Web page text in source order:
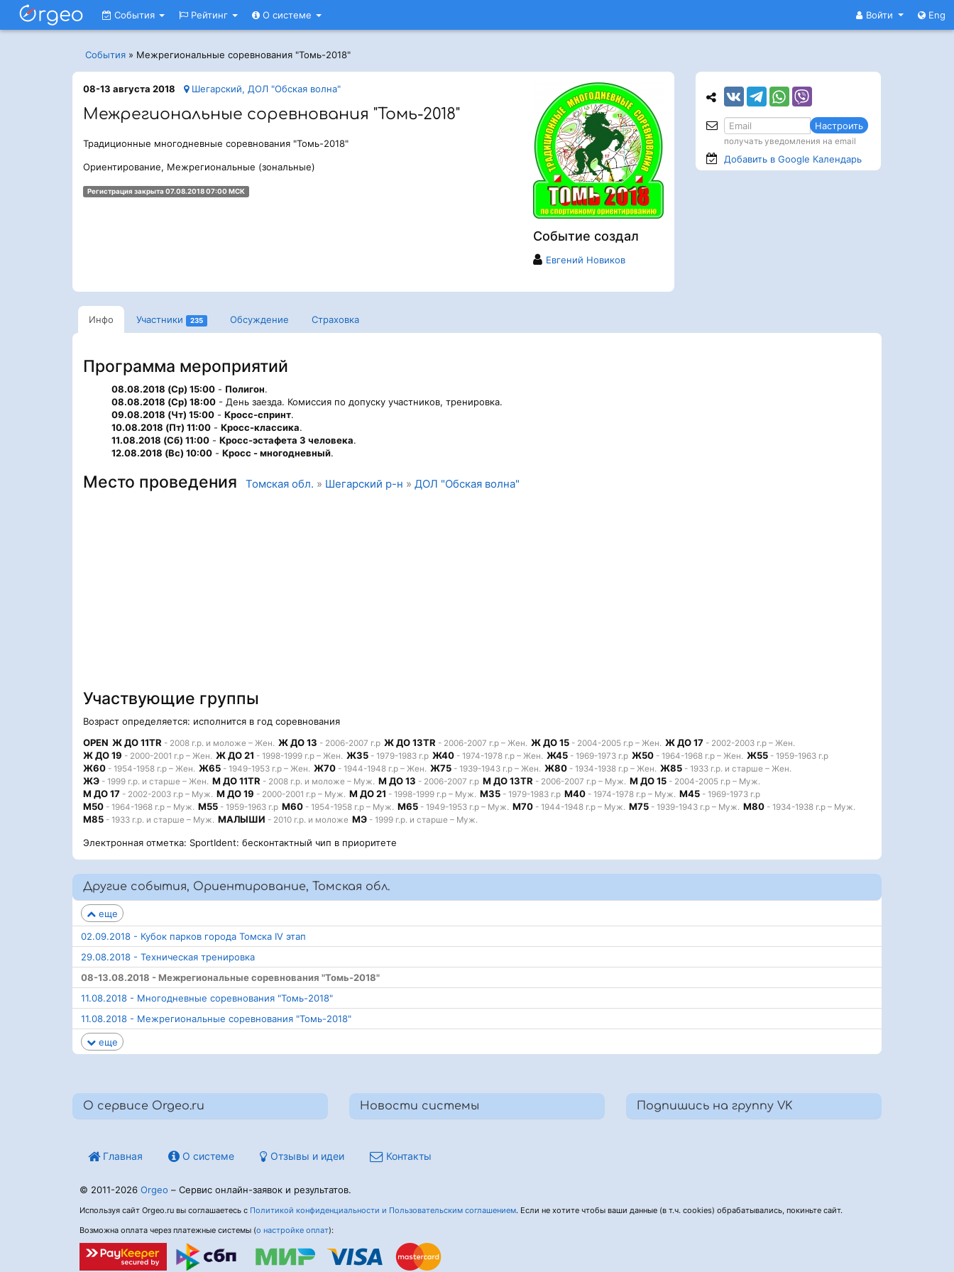
Войти Eng
События Рейтинг О системе
События » Межрегиональные соревнования "Томь-2018"
Событие создал
Евгений Новиков
08-13 августа 2018 Шегарский, ДОЛ "Обская волна"
Межрегиональные соревнования "Томь-2018"
Традиционные многодневные соревнования "Томь-2018"
Ориентирование, Межрегиональные (зональные)
Регистрация закрыта 07.08.2018 07:00 МСК
Инфо Участники 235 Обсуждение Страховка
Программа мероприятий
08.08.2018 (Ср) 15:00 - Полигон.
08.08.2018 (Ср) 18:00 - День заезда. Комиссия по допуску участников, тренировка.
09.08.2018 (Чт) 15:00 - Кросс-спринт.
10.08.2018 (Пт) 11:00 - Кросс-классика.
11.08.2018 (Сб) 11:00 - Кросс-эстафета 3 человека.
12.08.2018 (Вс) 10:00 - Кросс - многодневный.
Место проведения Томская обл. » Шегарский р-н » ДОЛ "Обская волна"
Участвующие группы
Возраст определяется: исполнится в год соревнования
OPEN Ж ДО 11TR - 2008 г.р. и моложе – Жен. Ж ДО 13 - 2006-2007 г.р Ж ДО 13TR - 2006-2007 г.р – Жен. Ж ДО 15 - 2004-2005 г.р – Жен. Ж ДО 17 - 2002-2003 г.р – Жен.
Ж ДО 19 - 2000-2001 г.р – Жен. Ж ДО 21 - 1998-1999 г.р – Жен. Ж35 - 1979-1983 г.р Ж40 - 1974-1978 г.р – Жен. Ж45 - 1969-1973 г.р Ж50 - 1964-1968 г.р – Жен. Ж55 - 1959-1963 г.р
Ж60 - 1954-1958 г.р – Жен. Ж65 - 1949-1953 г.р – Жен. Ж70 - 1944-1948 г.р – Жен. Ж75 - 1939-1943 г.р – Жен. Ж80 - 1934-1938 г.р – Жен. Ж85 - 1933 г.р. и старше – Жен.
ЖЭ - 1999 г.р. и старше – Жен. М ДО 11TR - 2008 г.р. и моложе – Муж. М ДО 13 - 2006-2007 г.р М ДО 13TR - 2006-2007 г.р – Муж. М ДО 15 - 2004-2005 г.р – Муж.
М ДО 17 - 2002-2003 г.р – Муж. М ДО 19 - 2000-2001 г.р – Муж. М ДО 21 - 1998-1999 г.р – Муж. М35 - 1979-1983 г.р М40 - 1974-1978 г.р – Муж. М45 - 1969-1973 г.р
М50 - 1964-1968 г.р – Муж. М55 - 1959-1963 г.р М60 - 1954-1958 г.р – Муж. М65 - 1949-1953 г.р – Муж. М70 - 1944-1948 г.р – Муж. М75 - 1939-1943 г.р – Муж. М80 - 1934-1938 г.р – Муж.
М85 - 1933 г.р. и старше – Муж. МАЛЫШИ - 2010 г.р. и моложе МЭ - 1999 г.р. и старше – Муж.
Электронная отметка: SportIdent: бесконтактный чип в приоритете
Другие события, Ориентирование, Томская обл.
еще
02.09.2018 - Кубок парков города Томска IV этап
29.08.2018 - Техническая тренировка
08-13.08.2018 - Межрегиональные соревнования "Томь-2018"
11.08.2018 - Многодневные соревнования "Томь-2018"
11.08.2018 - Межрегиональные соревнования "Томь-2018"
еще
Настроить
получать уведомления на email
Добавить в Google Календарь
О сервисе Orgeo.ru Новости системы Подпишись на группу VK
Главная О системе Отзывы и идеи Контакты
© 2011-2026 Orgeo – Сервис онлайн-заявок и результатов.
Используя сайт Orgeo.ru вы соглашаетесь с Политикой конфиденциальности и Пользовательским соглашением. Если не хотите чтобы ваши данные (в т.ч. cookies) обрабатывались, покиньте сайт.
Возможна оплата через платежные системы (о настройке оплат):